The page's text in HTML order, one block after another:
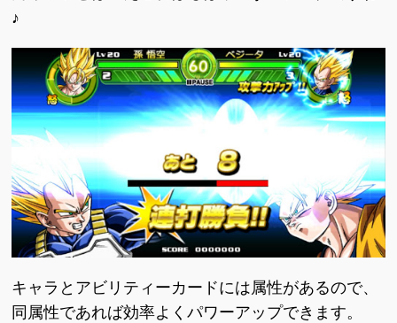
♪
キャラとアビリティーカードには属性があるので、
同属性であれば効率よくパワーアップできます。